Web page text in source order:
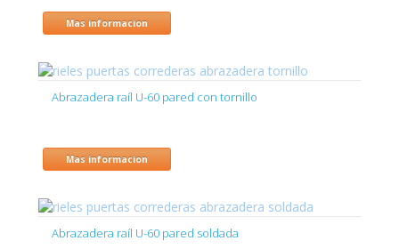
Mas informacion
Abrazadera raíl U-60 pared con tornillo
Mas informacion
Abrazadera raíl U-60 pared soldada